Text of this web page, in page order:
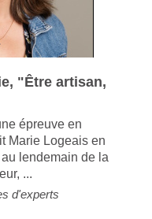
"Être artisan,
épreuve en
Marie Logeais en
lendemain de la